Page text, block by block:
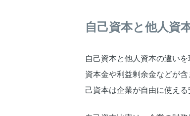
自己資本と他人資
自己資本と他人資本の違い
資本金や利益剰余金などが
己資本は企業が自由に使え